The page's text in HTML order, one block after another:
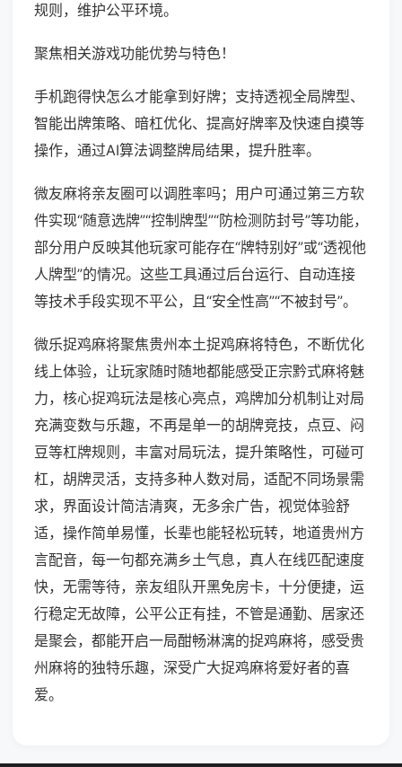
规则，维护公平环境。
聚焦相关游戏功能优势与特色！
手机跑得快怎么才能拿到好牌；支持透视全局牌型、
智能出牌策略、暗杠优化、提高好牌率及快速自摸等
操作，通过AI算法调整牌局结果，提升胜率。
微友麻将亲友圈可以调胜率吗；用户可通过第三方软
件实现“随意选牌”“控制牌型”“防检测防封号”等功能，
部分用户反映其他玩家可能存在“牌特别好”或“透视他
人牌型”的情况。这些工具通过后台运行、自动连接
等技术手段实现不平公，且“安全性高”“不被封号”。
微乐捉鸡麻将聚焦贵州本土捉鸡麻将特色，不断优化
线上体验，让玩家随时随地都能感受正宗黔式麻将魅
力，核心捉鸡玩法是核心亮点，鸡牌加分机制让对局
充满变数与乐趣，不再是单一的胡牌竞技，点豆、闷
豆等杠牌规则，丰富对局玩法，提升策略性，可碰可
杠，胡牌灵活，支持多种人数对局，适配不同场景需
求，界面设计简洁清爽，无多余广告，视觉体验舒
适，操作简单易懂，长辈也能轻松玩转，地道贵州方
言配音，每一句都充满乡土气息，真人在线匹配速度
快，无需等待，亲友组队开黑免房卡，十分便捷，运
行稳定无故障，公平公正有挂，不管是通勤、居家还
是聚会，都能开启一局酣畅淋漓的捉鸡麻将，感受贵
州麻将的独特乐趣，深受广大捉鸡麻将爱好者的喜
爱。